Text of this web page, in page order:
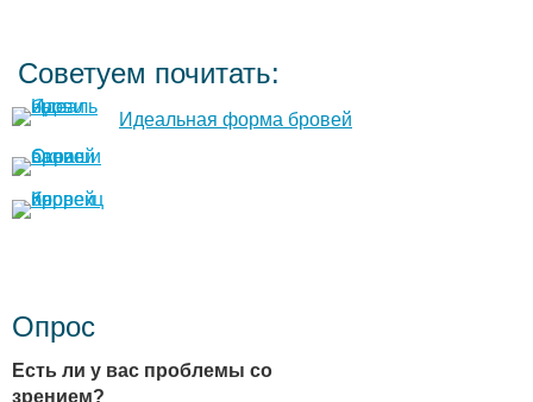
Советуем почитать:
Идеальная форма бровей
Опрос
Есть ли у вас проблемы со
зрением?